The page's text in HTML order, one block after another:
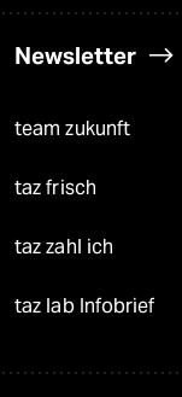
Newsletter
team zukunft
taz frisch
taz zahl ich
taz lab Infobrief